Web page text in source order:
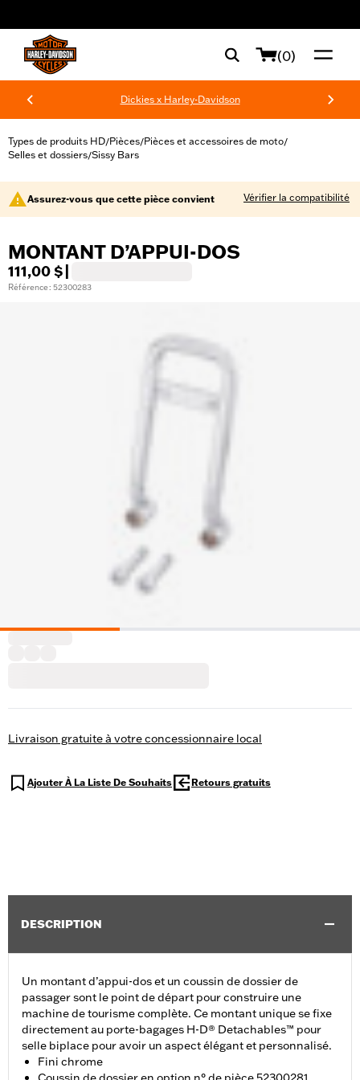
(0)
Dickies x Harley-Davidson
Types de produits HD/Pièces/Pièces et accessoires de moto/
Selles et dossiers/Sissy Bars
Assurez-vous que cette pièce convient Vérifier la compatibilité
MONTANT D’APPUI-DOS
111,00 $
Référence : 52300283
Livraison gratuite à votre concessionnaire local
Ajouter À La Liste De Souhaits Retours gratuits
DESCRIPTION
Un montant d’appui-dos et un coussin de dossier de
passager sont le point de départ pour construire une
machine de tourisme complète. Ce montant unique se fixe
directement au porte-bagages H-D® Detachables™ pour
selle biplace pour avoir un aspect élégant et personnalisé.
Fini chrome